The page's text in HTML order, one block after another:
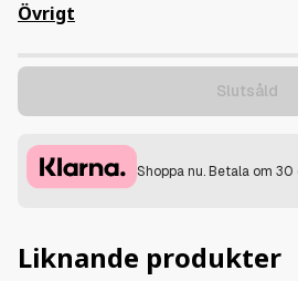
Övrigt
Slutsåld
Shoppa nu. Betala om 30
Liknande produkter